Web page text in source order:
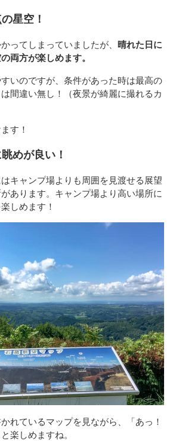
星空！
ってしまっていましたが、 晴れた日に
両方が楽しめます。
いのですが、条件があった時は最高の
間違い無し！（夜景が綺麗に撮れるカ
す！
めが良い！
キャンプ場よりも周囲を見渡せる展望
あります。キャンプ場より高い場所に
しめます！
れているマップを見ながら、「あっ！
楽しめますね。